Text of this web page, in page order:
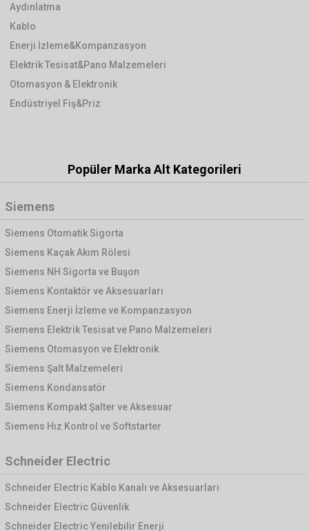
Aydınlatma
Kablo
Enerji İzleme&Kompanzasyon
Elektrik Tesisat&Pano Malzemeleri
Otomasyon & Elektronik
Endüstriyel Fiş&Priz
Popüler Marka Alt Kategorileri
Siemens
Siemens Otomatik Sigorta
Siemens Kaçak Akım Rölesi
Siemens NH Sigorta ve Buşon
Siemens Kontaktör ve Aksesuarları
Siemens Enerji İzleme ve Kompanzasyon
Siemens Elektrik Tesisat ve Pano Malzemeleri
Siemens Otomasyon ve Elektronik
Siemens Şalt Malzemeleri
Siemens Kondansatör
Siemens Kompakt Şalter ve Aksesuar
Siemens Hız Kontrol ve Softstarter
Schneider Electric
Schneider Electric Kablo Kanalı ve Aksesuarları
Schneider Electric Güvenlik
Schneider Electric Yenilebilir Enerji